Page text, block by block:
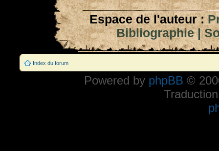
Espace de l'auteur :
Bibliographie|
Index du forum
Powered by phpBB ©